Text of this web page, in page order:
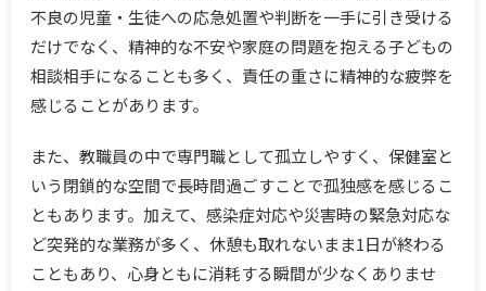
不良の児童・生徒への応急処置や判断を一手に引き受ける
だけでなく、精神的な不安や家庭の問題を抱える子どもの
相談相手になることも多く、責任の重さに精神的な疲弊を
感じることがあります。
また、教職員の中で専門職として孤立しやすく、保健室と
いう閉鎖的な空間で長時間過ごすことで孤独感を感じるこ
ともあります。加えて、感染症対応や災害時の緊急対応な
ど突発的な業務が多く、休憩も取れないまま1日が終わる
こともあり、心身ともに消耗する瞬間が少なくありませ